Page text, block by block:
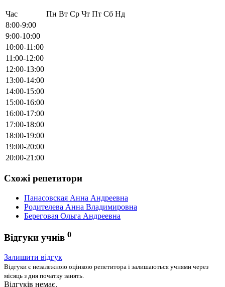
Час Пн Вт Ср Чт Пт Сб Нд
8:00-9:00
9:00-10:00
10:00-11:00
11:00-12:00
12:00-13:00
13:00-14:00
14:00-15:00
15:00-16:00
16:00-17:00
17:00-18:00
18:00-19:00
19:00-20:00
20:00-21:00
Схожі репетитори
Панасовская Анна Андреевна
Родителева Анна Владимировна
Береговая Ольга Андреевна
Відгуки учнів 0
Залишити відгук
Відгуки є незалежною оцінкою репетитора і залишаються учнями через
місяць з дня початку занять.
Відгуків немає.